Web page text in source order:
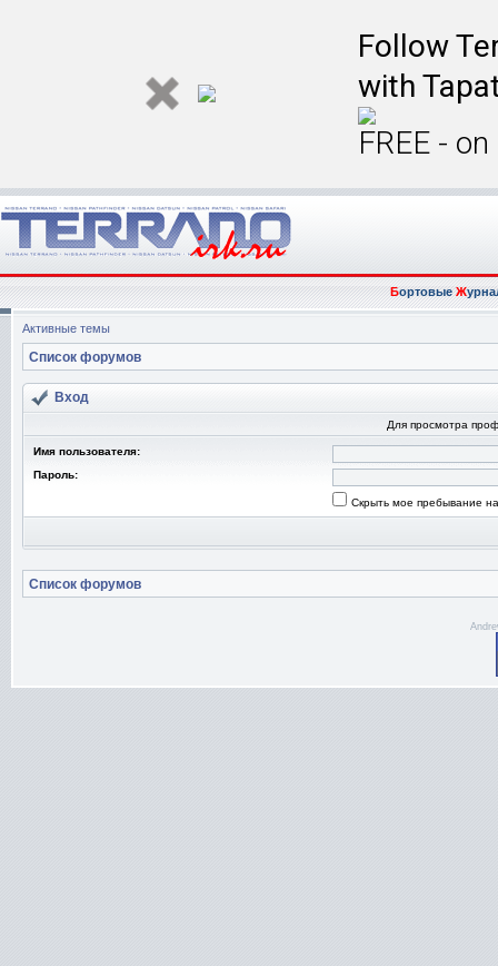
Follow
with
FREE -
БортовыеЖ
Активные темы
Список форумов
Вход
Для просмотра
Имя пользователя:
Пароль:
Скрыть мое пребывание
Список форумов